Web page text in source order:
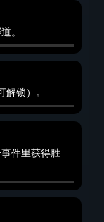
。
锁）。
件里获得胜